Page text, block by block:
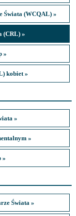
Świata (WCQAL) »
(CRL) »
»
kobiet »
»
»
»
Świata »